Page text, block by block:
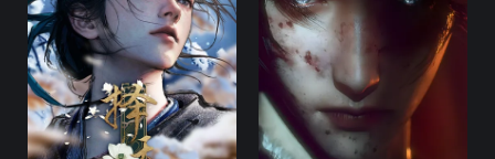
70 71
73 74
76 77 78